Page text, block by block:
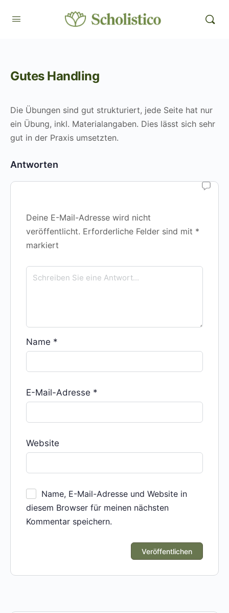
Gutes Handling
Die Übungen sind gut strukturiert, jede Seite hat nur
ein Übung, inkl. Materialangaben. Dies lässt sich sehr
gut in der Praxis umsetzten.
Antworten
Deine E-Mail-Adresse wird nicht
veröffentlicht. Erforderliche Felder sind mit *
markiert
Name *
E-Mail-Adresse *
Website
Name, E-Mail-Adresse und Website in
diesem Browser für meinen nächsten
Kommentar speichern.